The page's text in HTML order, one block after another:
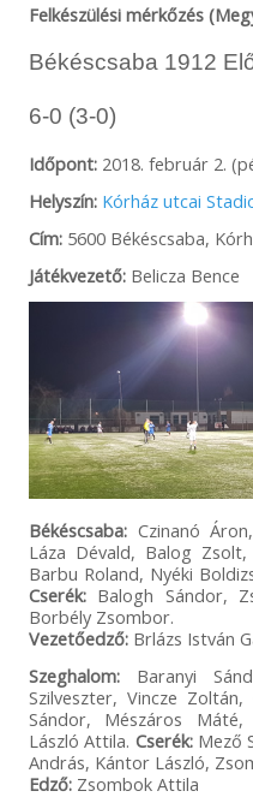
Felkészülési mérkőzés
Békéscsaba 1912
6-0 (3-0)
Időpont:2018. február 2.
Helyszín: Kórház utcai
Cím:5600 Békéscsaba,
Játékvezető: Belicza Bence
Békéscsaba:Czinanó
Láza Dévald, Balog
Barbu Roland, Nyéki
Cserék:Balogh Sándor,
Borbély Zsombor.
Vezetőedző:Brlázs István
Szeghalom:Baranyi
Szilveszter, Vincze
Sándor, Mészáros
László Attila. Cserék:Mező
András, Kántor László,
Edző:Zsombok Attila